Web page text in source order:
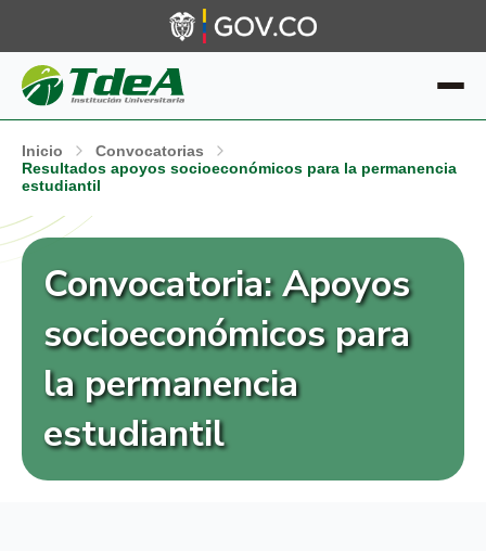
Inicio
Convocatorias
Resultados apoyos socioeconómicos para la permanencia
estudiantil
Convocatoria: Apoyos
socioeconómicos para
la permanencia
estudiantil